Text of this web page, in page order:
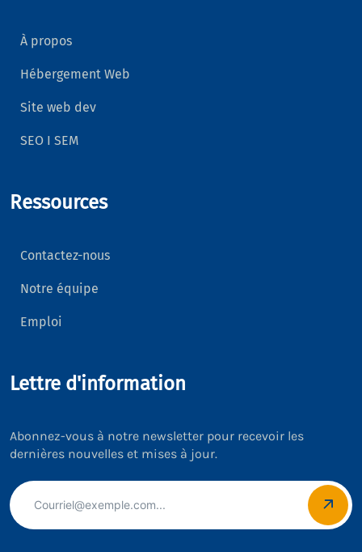
À propos
Hébergement Web
Site web dev
SEO I SEM
Ressources
Contactez-nous
Notre équipe
Emploi
Lettre d'information
Abonnez-vous à notre newsletter pour recevoir les
dernières nouvelles et mises à jour.